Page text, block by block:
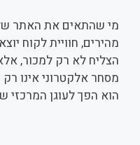
מי שהתאים את האתר
מהירים, חוויית לקוח
הצליח לא רק למכור,
מסחר אלקטרוני אינו
הוא הפך לעוגן המרכזי